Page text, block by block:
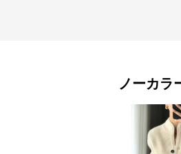
ノーカラ